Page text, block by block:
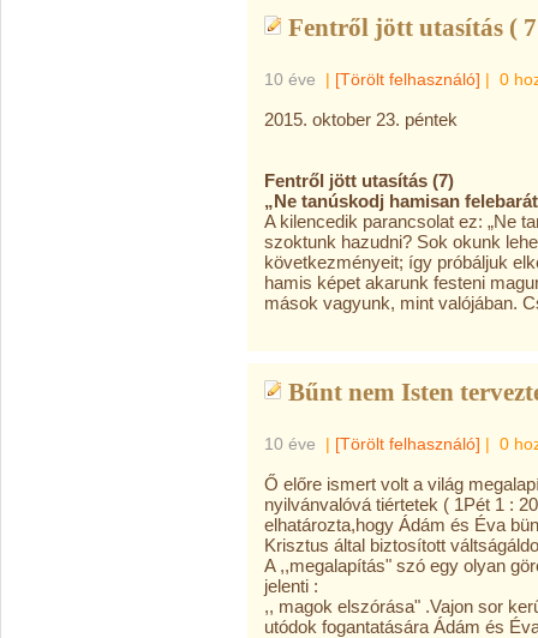
Fentről jött utasítás (
10 éve | [Törölt felhasználó] | 0
2015. oktober 23. péntek
Fentről jött utasítás (7)
„Ne tanúskodj hamisan
A kilencedik parancsolat ez: „Ne
szoktunk hazudni? Sok okunk
következményeit; így próbáljuk
hamis képet akarunk festeni
mások vagyunk, mint valójában.
Bűnt nem Isten
10 éve | [Törölt felhasználó] | 0
Ő előre ismert volt a világ
nyilvánvalóvá tiértetek ( 1Pét 1 :
elhatározta,hogy Ádám és Éva
Krisztus által biztosított
A ,,megalapítás" szó egy olyan
jelenti :
,, magok elszórása" .Vajon sor
utódok fogantatására Ádám és